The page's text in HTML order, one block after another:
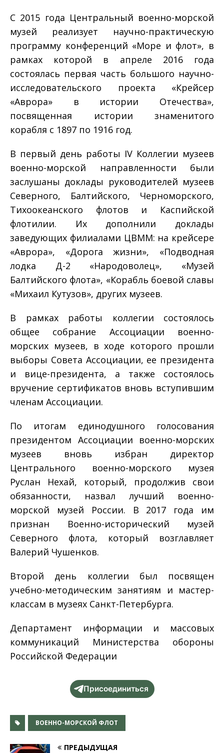
С 2015 года Центральный военно-морской
музей реализует научно-практическую
программу конференций «Море и флот», в
рамках которой в апреле 2016 года
состоялась первая часть большого научно-
исследовательского проекта «Крейсер
«Аврора» в истории Отечества»,
посвященная истории знаменитого
корабля с 1897 по 1916 год.
В первый день работы IV Коллегии музеев
военно-морской направленности были
заслушаны доклады руководителей музеев
Северного, Балтийского, Черноморского,
Тихоокеанского флотов и Каспийской
флотилии. Их дополнили доклады
заведующих филиалами ЦВММ: на крейсере
«Аврора», «Дорога жизни», «Подводная
лодка Д-2 «Народоволец», «Музей
Балтийского флота», «Корабль боевой славы
«Михаил Кутузов», других музеев.
В рамках работы коллегии состоялось
общее собрание Ассоциации военно-
морских музеев, в ходе которого прошли
выборы Совета Ассоциации, ее президента
и вице-президента, а также состоялось
вручение сертификатов вновь вступившим
членам Ассоциации.
По итогам единодушного голосования
президентом Ассоциации военно-морских
музеев вновь избран директор
Центрального военно-морского музея
Руслан Нехай, который, продолжив свои
обязанности, назвал лучший военно-
морской музей России. В 2017 года им
признан Военно-исторический музей
Северного флота, который возглавляет
Валерий Чушенков.
Второй день коллегии был посвящен
учебно-методическим занятиям и мастер-
классам в музеях Санкт-Петербурга.
Департамент информации и массовых
коммуникаций Министерства обороны
Российской Федерации
Присоединиться
ВОЕННО-МОРСКОЙ ФЛОТ
ПРЕДЫДУЩАЯ